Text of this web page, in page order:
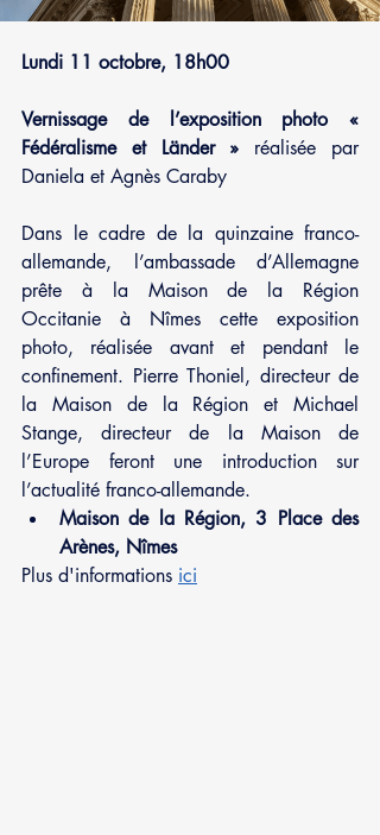
Lundi 11 octobre, 18h00
Vernissage de l’exposition photo «
Fédéralisme et Länder » réalisée par
Daniela et Agnès Caraby
Dans le cadre de la quinzaine franco-
allemande, l’ambassade d’Allemagne
prête à la Maison de la Région
Occitanie à Nîmes cette exposition
photo, réalisée avant et pendant le
confinement. Pierre Thoniel, directeur de
la Maison de la Région et Michael
Stange, directeur de la Maison de
l’Europe feront une introduction sur
l’actualité franco-allemande.
Maison de la Région, 3 Place des
Arènes, Nîmes
Plus d'informations ici